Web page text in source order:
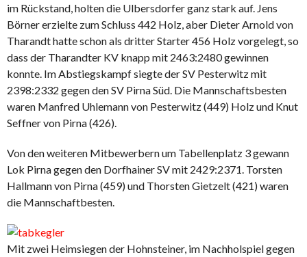
im Rückstand, holten die Ulbersdorfer ganz stark auf. Jens
Börner erzielte zum Schluss 442 Holz, aber Dieter Arnold von
Tharandt hatte schon als dritter Starter 456 Holz vorgelegt, so
dass der Tharandter KV knapp mit 2463:2480 gewinnen
konnte. Im Abstiegskampf siegte der SV Pesterwitz mit
2398:2332 gegen den SV Pirna Süd. Die Mannschaftsbesten
waren Manfred Uhlemann von Pesterwitz (449) Holz und Knut
Seffner von Pirna (426).
Von den weiteren Mitbewerbern um Tabellenplatz 3 gewann
Lok Pirna gegen den Dorfhainer SV mit 2429:2371. Torsten
Hallmann von Pirna (459) und Thorsten Gietzelt (421) waren
die Mannschaftbesten.
Mit zwei Heimsiegen der Hohnsteiner, im Nachholspiel gegen